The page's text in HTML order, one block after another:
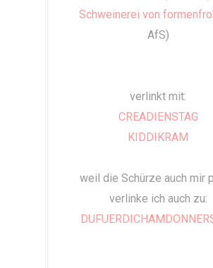
Schweinerei von
AfS)
verlinkt mit:
CREADIENSTAG
KIDDIKRAM
weil die Schürze auch mir
verlinke ich auch zu: